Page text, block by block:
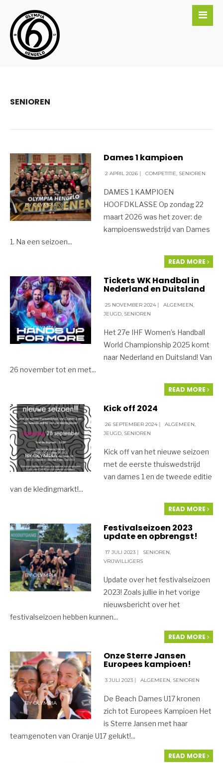
SENIOREN
BYOLYMPIA
Dames 1 kampioen
2 APRIL 2026 | COMPETITIE, SENIOREN
DAMES 1 KAMPIOEN
HOOFDKLASSE Op zondag 22
maart 2026 was het zover: de
kampioenswedstrijd van Dames
1. Na een seizoen...
READ MORE
BYOLYMPIA
Tickets WK Handbal in
Nederland en Duitsland
25 NOVEMBER 2024 | ALGEMEEN,
JEUGD, SENIOREN
Het 27e IHF Women’s Handball
World Championship 2025 komt
naar Nederland en Duitsland! Van
26 november tot en met...
READ MORE
BYOLYMPIA
Kick off 2024
26 SEPTEMBER 2024 | ALGEMEEN,
JEUGD, SENIOREN
Kick off van het nieuwe seizoen
met de eerste thuiswedstrijd
van dames 1 en de tweede editie
van de kledingmarkt!...
READ MORE
BYOLYMPIA
Festivalseizoen 2023
update en opbrengst!
17 JULI 2023 | SENIOREN,
VRIJWILLIGERS
Update over het festivalseizoen
2023! Zoals jullie in het vorige
nieuwsbericht over het
festivalseizoen hebben kunnen...
READ MORE
BYOLYMPIA
Onze Sterre Jansen
Europees kampioen!
3 JULI 2023 | ALGEMEEN, SENIOREN
De Beach Dames U17 kronen
zich tot Europees Kampioen Het
is Sterre Jansen met haar
teamgenoten van Oranje U17 gelukt!...
READ MORE